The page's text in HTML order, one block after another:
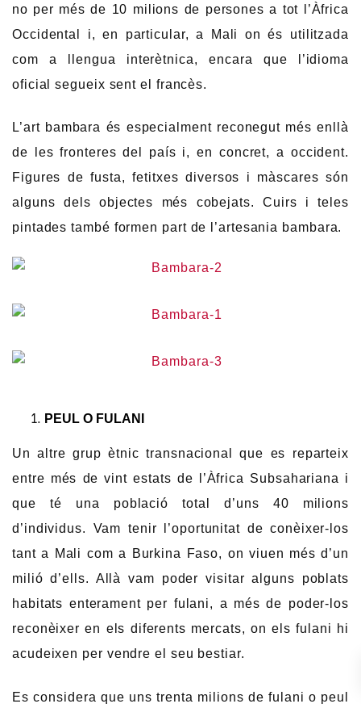
no per més de 10 milions de persones a tot l’Àfrica
Occidental i, en particular, a Mali on és utilitzada
com a llengua interètnica, encara que l’idioma
oficial segueix sent el francès.
L’art bambara és especialment reconegut més enllà
de les fronteres del país i, en concret, a occident.
Figures de fusta, fetitxes diversos i màscares són
alguns dels objectes més cobejats. Cuirs i teles
pintades també formen part de l’artesania bambara.
PEUL O FULANI
Un altre grup ètnic transnacional que es reparteix
entre més de vint estats de l’Àfrica Subsahariana i
que té una població total d’uns 40 milions
d’individus. Vam tenir l’oportunitat de conèixer-los
tant a Mali com a Burkina Faso, on viuen més d’un
milió d’ells. Allà vam poder visitar alguns poblats
habitats enterament per fulani, a més de poder-los
reconèixer en els diferents mercats, on els fulani hi
acudeixen per vendre el seu bestiar.
Es considera que uns trenta milions de fulani o peul